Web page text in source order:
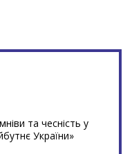
та чесність у
України»